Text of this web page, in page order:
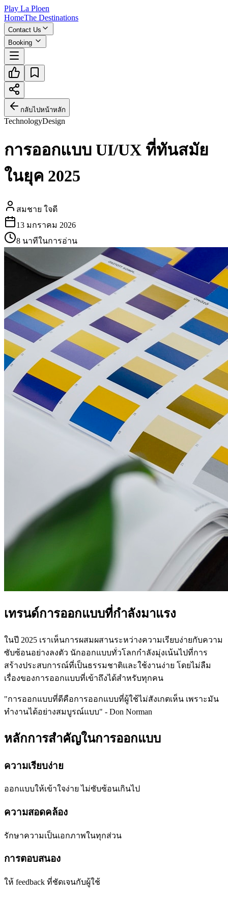
Play La Ploen
HomeThe Destinations
Contact Us
Booking
กลับไปหน้าหลัก
TechnologyDesign
การออกแบบ UI/UX ที่ทันสมัย
ในยุค 2025
สมชาย ใจดี
13 มกราคม 2026
8 นาทีในการอ่าน
เทรนด์การออกแบบที่กำลังมาแรง
ในปี 2025 เราเห็นการผสมผสานระหว่างความเรียบง่ายกับความ
ซับซ้อนอย่างลงตัว นักออกแบบทั่วโลกกำลังมุ่งเน้นไปที่การ
สร้างประสบการณ์ที่เป็นธรรมชาติและใช้งานง่าย โดยไม่ลืม
เรื่องของการออกแบบที่เข้าถึงได้สำหรับทุกคน
"การออกแบบที่ดีคือการออกแบบที่ผู้ใช้ไม่สังเกตเห็น เพราะมัน
ทำงานได้อย่างสมบูรณ์แบบ" - Don Norman
หลักการสำคัญในการออกแบบ
ความเรียบง่าย
ออกแบบให้เข้าใจง่าย ไม่ซับซ้อนเกินไป
ความสอดคล้อง
รักษาความเป็นเอกภาพในทุกส่วน
การตอบสนอง
ให้ feedback ที่ชัดเจนกับผู้ใช้